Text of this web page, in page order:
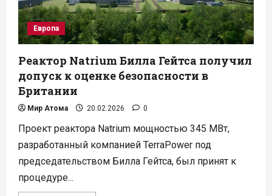
Европа
Реактор Natrium Билла Гейтса получил
допуск к оценке безопасности в
Британии
Мир Атома 20.02.2026 0
Проект реактора Natrium мощностью 345 МВт,
разработанный компанией TerraPower под
председательством Билла Гейтса, был принят к
процедуре...